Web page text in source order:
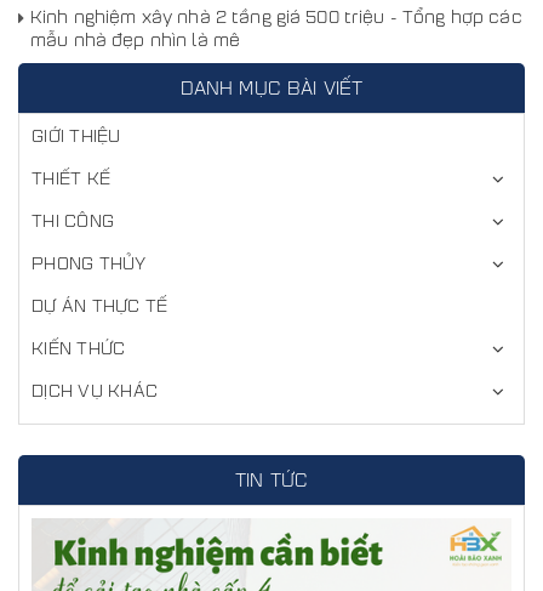
Kinh nghiệm xây nhà 2 tầng giá 500 triệu - Tổng hợp các
mẫu nhà đẹp nhìn là mê
DANH MỤC BÀI VIẾT
GIỚI THIỆU
THIẾT KẾ
THI CÔNG
PHONG THỦY
DỰ ÁN THỰC TẾ
KIẾN THỨC
DỊCH VỤ KHÁC
TIN TỨC